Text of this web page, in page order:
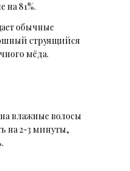
на 81%.
обычные
струящийся
мёда.
влажные волосы
на 2-3 минуты,